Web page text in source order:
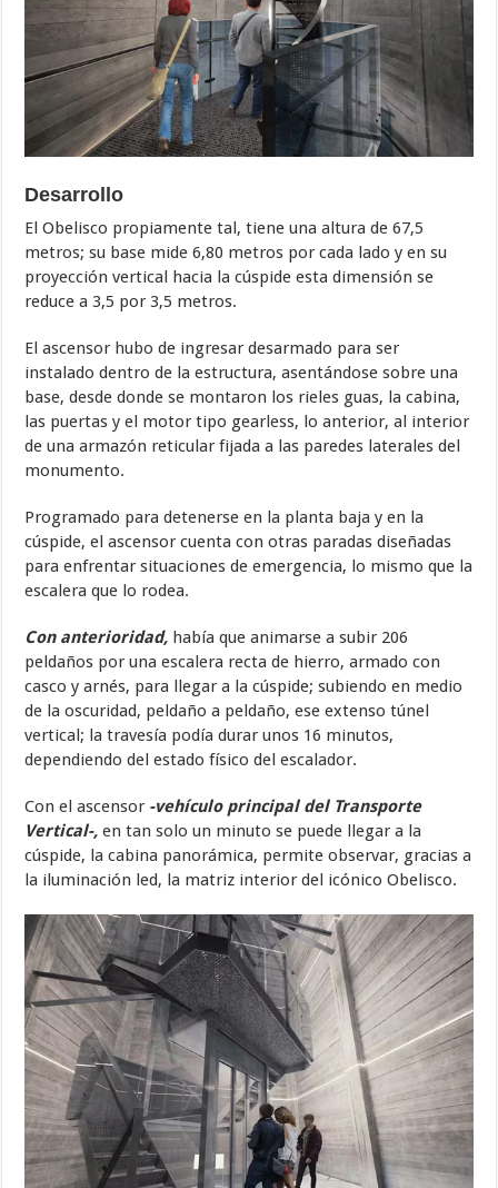
Desarrollo
El Obelisco propiamente tal, tiene una altura de 67,5
metros; su base mide 6,80 metros por cada lado y en su
proyección vertical hacia la cúspide esta dimensión se
reduce a 3,5 por 3,5 metros.
El ascensor hubo de ingresar desarmado para ser
instalado dentro de la estructura, asentándose sobre una
base, desde donde se montaron los rieles guas, la cabina,
las puertas y el motor tipo gearless, lo anterior, al interior
de una armazón reticular fijada a las paredes laterales del
monumento.
Programado para detenerse en la planta baja y en la
cúspide, el ascensor cuenta con otras paradas diseñadas
para enfrentar situaciones de emergencia, lo mismo que la
escalera que lo rodea.
Con anterioridad, había que animarse a subir 206
peldaños por una escalera recta de hierro, armado con
casco y arnés, para llegar a la cúspide; subiendo en medio
de la oscuridad, peldaño a peldaño, ese extenso túnel
vertical; la travesía podía durar unos 16 minutos,
dependiendo del estado físico del escalador.
Con el ascensor -vehículo principal del Transporte
Vertical-, en tan solo un minuto se puede llegar a la
cúspide, la cabina panorámica, permite observar, gracias a
la iluminación led, la matriz interior del icónico Obelisco.